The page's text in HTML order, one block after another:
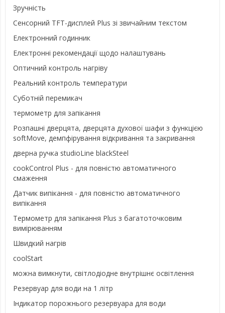
Зручність
Сенсорний TFT-дисплей Plus зі звичайним текстом
Електронний годинник
Електронні рекомендації щодо налаштувань
Оптичний контроль нагріву
Реальний контроль температури
Суботній перемикач
термометр для запікання
Розпашні дверцята, дверцята духової шафи з функцією
softMove, демпфірування відкривання та закривання
дверна ручка studioLine blackSteel
cookControl Plus - для повністю автоматичного
смаження
Датчик випікання - для повністю автоматичного
випікання
Термометр для запікання Plus з багатоточковим
вимірюванням
Швидкий нагрів
coolStart
можна вимкнути, світлодіодне внутрішнє освітлення
Резервуар для води на 1 літр
Індикатор порожнього резервуара для води